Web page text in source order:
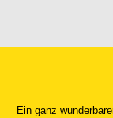
Ein ganz